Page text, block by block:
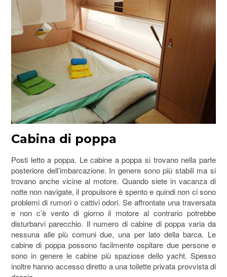
Cabina di poppa
Posti letto a poppa. Le cabine a poppa si trovano nella parte
posteriore dell’imbarcazione. In genere sono più stabili ma si
trovano anche vicine al motore. Quando siete in vacanza di
notte non navigate, il propulsore è spento e quindi non ci sono
problemi di rumori o cattivi odori. Se affrontate una traversata
e non c’è vento di giorno il motore al contrario potrebbe
disturbarvi parecchio. Il numero di cabine di poppa varia da
nessuna alle più comuni due, una per lato della barca. Le
cabine di poppa possono facilmente ospitare due persone e
sono in genere le cabine più spaziose dello yacht. Spesso
inoltre hanno accesso diretto a una toilette privata provvista di